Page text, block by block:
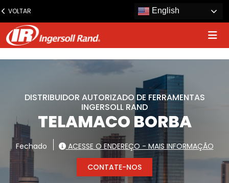
www.ingersollrand.com
Jump
content
VOLTAR English
DISTRIBUIDOR AUTORIZADO DE FERRAMENTAS
INGERSOLL RAND
TELAMACO BORBA
Fechado ACESSE O ENDEREÇO - MAIS INFORMAÇÃO
CONTATE-NOS